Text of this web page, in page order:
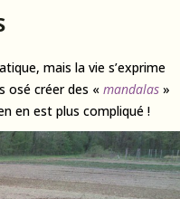
mais la vie s’exprime
osé créer des « mandalas »
en est plus compliqué !